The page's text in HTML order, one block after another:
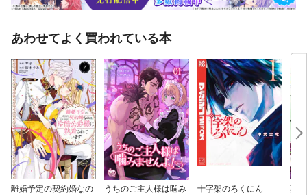
あわせてよく買われている本
離婚予定の契約婚なの
うちのご主人様は噛み
十字架のろくにん 薬